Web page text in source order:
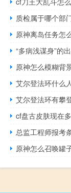
质检属于哪个部
原神离岛任务怎
“多病浅谋身”的
原神怎么模糊背
艾尔登法环什么人
艾尔登法环有攀
cf盘古皮肤现在
总监工程师报考
原神怎么召唤罐